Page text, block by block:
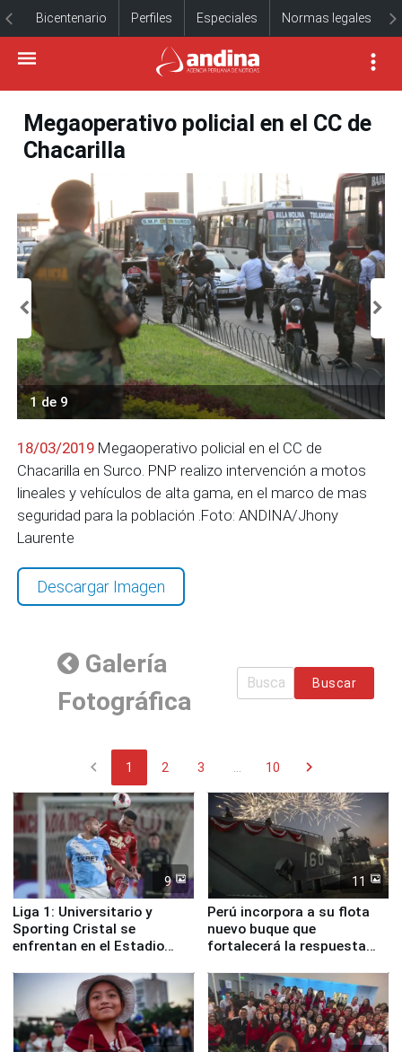
Bicentenario Perfiles Especiales Normas legales
Megaoperativo policial en el CC de
Chacarilla
1 de 9
18/03/2019 Megaoperativo policial en el CC de
Chacarilla en Surco. PNP realizo intervención a motos
lineales y vehículos de alta gama, en el marco de mas
seguridad para la población .Foto: ANDINA/Jhony
Laurente
Descargar Imagen
Galería
Fotográfica
Buscar
chevron_left 1 2 3 10 chevron_right
9
Liga 1: Universitario y
Sporting Cristal se
enfrentan en el Estadio
11
Perú incorpora a su flota
nuevo buque que
fortalecerá la respuesta